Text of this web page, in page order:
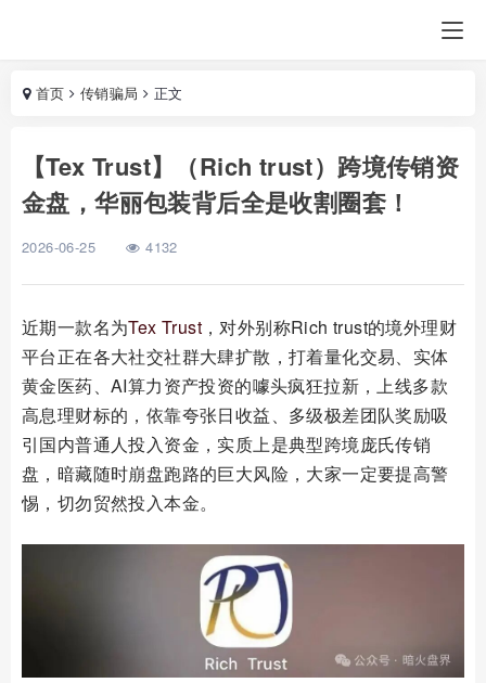
首页 传销骗局 正文
【Tex Trust】（Rich trust）跨境传销资
金盘，华丽包装背后全是收割圈套！
2026-06-25 4132
近期一款名为Tex Trust ，对外别称Rich trust的境外理财
平台正在各大社交社群大肆扩散，打着量化交易、实体
黄金医药、AI算力资产投资的噱头疯狂拉新，上线多款
高息理财标的，依靠夸张日收益、多级极差团队奖励吸
引国内普通人投入资金，实质上是典型跨境庞氏传销
盘，暗藏随时崩盘跑路的巨大风险，大家一定要提高警
惕，切勿贸然投入本金。